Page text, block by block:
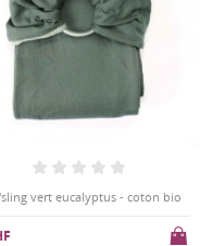
vert eucalyptus - coton bio